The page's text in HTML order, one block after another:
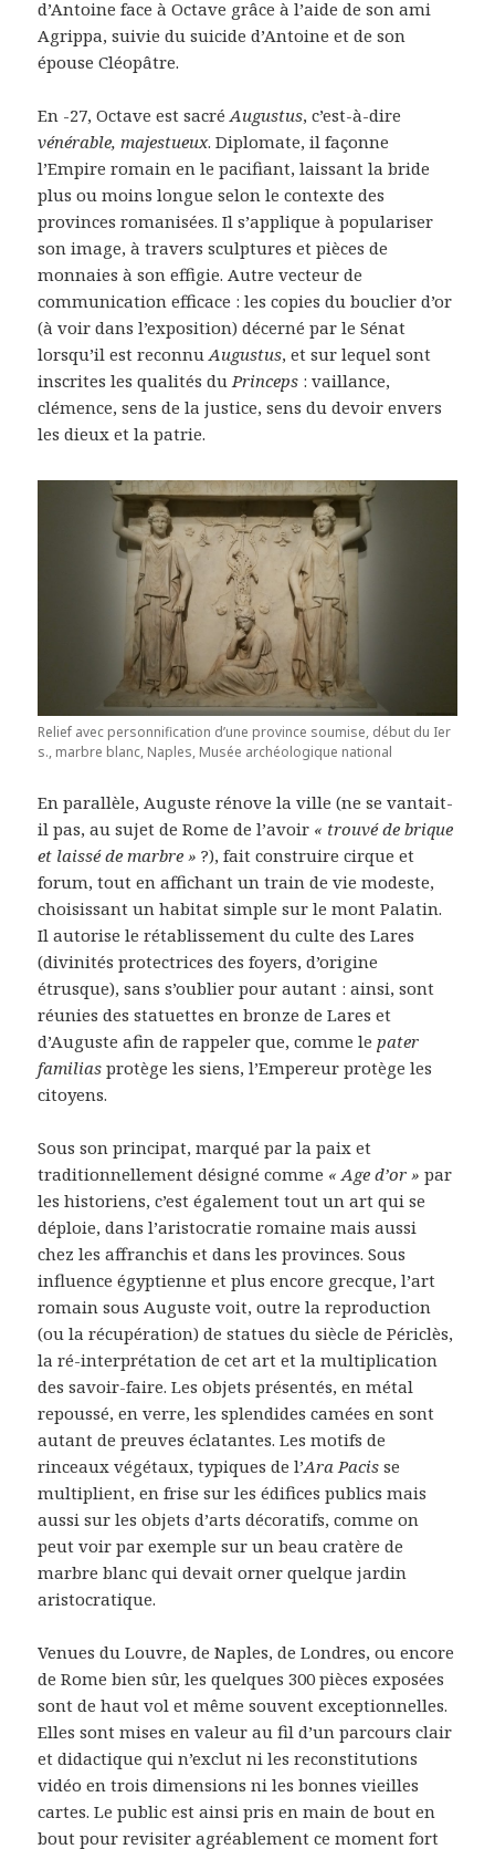
d’Antoine face à Octave grâce à l’aide de son ami
Agrippa, suivie du suicide d’Antoine et de son
épouse Cléopâtre.
En -27, Octave est sacréAugustus, c’est-à-dire
vénérable, majestueux. Diplomate, il façonne
l’Empire romain en le pacifiant, laissant la bride
plus ou moins longue selon le contexte des
provinces romanisées. Il s’applique à populariser
son image, à travers sculptures et pièces de
monnaies à son effigie. Autre vecteur de
communication efficace : les copies du bouclier d’or
(à voir dans l’exposition) décerné par le Sénat
lorsqu’il est reconnuAugustus, et sur lequel sont
inscrites les qualités du Princeps : vaillance,
clémence, sens de la justice, sens du devoir envers
les dieux et la patrie.
Relief avec personnification d’une province soumise, début du Ier
s., marbre blanc, Naples, Musée archéologique national
En parallèle, Auguste rénove la ville (ne se vantait-
il pas, au sujet de Rome de l’avoir « trouvé de brique
et laissé de marbre » ?), fait construire cirque et
forum, tout en affichant un train de vie modeste,
choisissant un habitat simple sur le mont Palatin.
Il autorise le rétablissement du culte des Lares
(divinités protectrices des foyers, d’origine
étrusque), sans s’oublier pour autant : ainsi, sont
réunies des statuettes en bronze de Lares et
d’Auguste afin de rappeler que, comme lepater
familias protège les siens, l’Empereur protège les
citoyens.
Sous son principat, marqué par la paix et
traditionnellement désigné comme « Age d’or » par
les historiens, c’est également tout un art qui se
déploie, dans l’aristocratie romaine mais aussi
chez les affranchis et dans les provinces. Sous
influence égyptienne et plus encore grecque, l’art
romain sous Auguste voit, outre la reproduction
(ou la récupération) de statues du siècle de Périclès,
la ré-interprétation de cet art et la multiplication
des savoir-faire. Les objets présentés, en métal
repoussé, en verre, les splendides camées en sont
autant de preuves éclatantes. Les motifs de
rinceaux végétaux, typiques de l’Ara Pacis se
multiplient, en frise sur les édifices publics mais
aussi sur les objets d’arts décoratifs, comme on
peut voir par exemple sur un beau cratère de
marbre blanc qui devait orner quelque jardin
aristocratique.
Venues du Louvre, de Naples, de Londres, ou encore
de Rome bien sûr, les quelques 300 pièces exposées
sont de haut vol et même souvent exceptionnelles.
Elles sont mises en valeur au fil d’un parcours clair
et didactique qui n’exclut ni les reconstitutions
vidéo en trois dimensions ni les bonnes vieilles
cartes. Le public est ainsi pris en main de bout en
bout pour revisiter agréablement ce moment fort